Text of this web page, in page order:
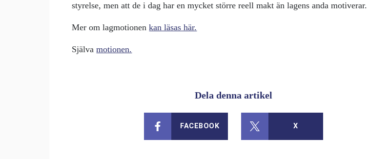
styrelse, men att de i dag har en mycket större reell makt än lagens anda motiverar.
Mer om lagmotionenkan läsas här.
Självamotionen.
Dela denna artikel
FACEBOOK X